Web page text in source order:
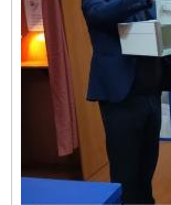
Экалёгія
Правы працоўных
Сацыяльныя правы